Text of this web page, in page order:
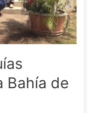
Bahía de